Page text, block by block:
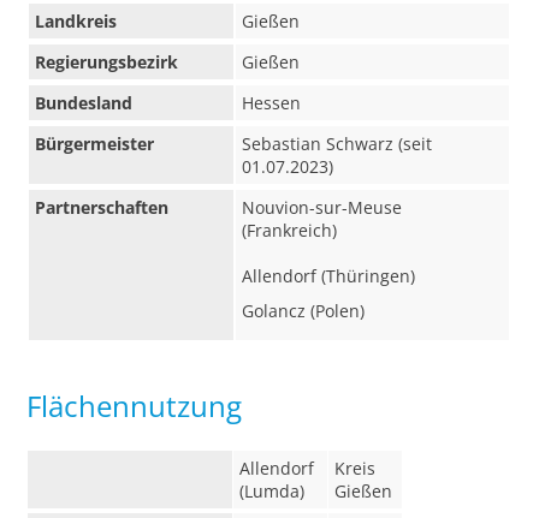
Landkreis
Gießen
Regierungsbezirk
Gießen
Bundesland
Hessen
Bürgermeister
Sebastian Schwarz (seit
01.07.2023)
Partnerschaften
Nouvion-sur-Meuse
(Frankreich)
Allendorf (Thüringen)
Golancz (Polen)
Flächennutzung
Allendorf
(Lumda)
Kreis
Gießen